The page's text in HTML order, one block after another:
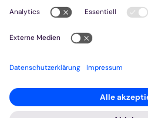
Stellenangebote
Kirchenzeitung
Amtsblatt (Kirchlicher
Rechtsdatenbank
Meldestelle gemäß